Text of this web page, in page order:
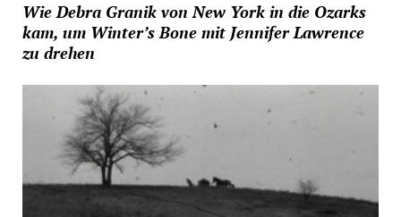
Wie Debra Granik von New York in die Ozarks
kam, um Winter’s Bone mit Jennifer Lawrence
zu drehen